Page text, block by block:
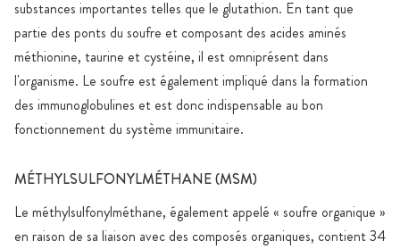
substances importantes telles que le glutathion. En tant que
partie des ponts du soufre et composant des acides aminés
méthionine, taurine et cystéine, il est omniprésent dans
l'organisme. Le soufre est également impliqué dans la formation
des immunoglobulines et est donc indispensable au bon
fonctionnement du système immunitaire.
MÉTHYLSULFONYLMÉTHANE (MSM)
Le méthylsulfonylméthane, également appelé « soufre organique »
en raison de sa liaison avec des composés organiques, contient 34